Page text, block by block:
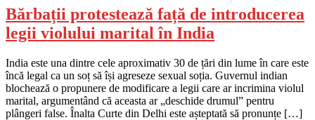
Bărbații protestează față de introducerea
legii violului marital în India
India este una dintre cele aproximativ 30 de țări din lume în care este
încă legal ca un soț să își agreseze sexual soția. Guvernul indian
blochează o propunere de modificare a legii care ar incrimina violul
marital, argumentând că aceasta ar „deschide drumul” pentru
plângeri false. Înalta Curte din Delhi este așteptată să pronunțe […]